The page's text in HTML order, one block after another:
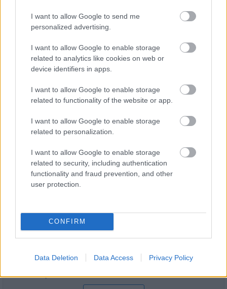
I want to allow Google to send me
personalized advertising.
I want to allow Google to enable storage
related to analytics like cookies on web or
device identifiers in apps.
I want to allow Google to enable storage
related to functionality of the website or app.
I want to allow Google to enable storage
related to personalization.
I want to allow Google to enable storage
related to security, including authentication
functionality and fraud prevention, and other
user protection.
CONFIRM
Data Deletion Data Access Privacy Policy
Másfélszeresére bővítik
Hódmezővásárhely jó hírű református
iskoláját
Látványos építési szakasz indult be a
Flórián téri felüljárón
HÍRLEVÉL
E-mail cím
Feliratkozom a hírlevélre és elfogadom azadatvédelmi